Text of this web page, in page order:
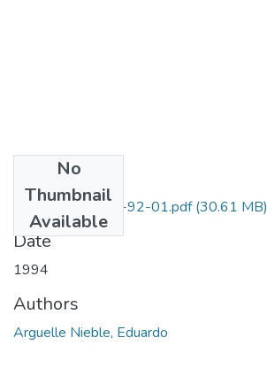
No
Thumbnail
Available
1106-05-011-92-01.pdf(30.61 MB)
Date
1994
Authors
Arguelle Nieble, Eduardo